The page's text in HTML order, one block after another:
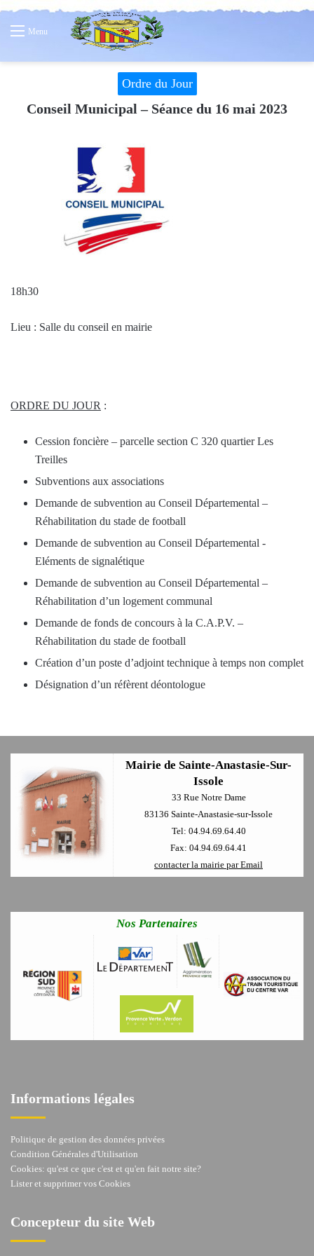
Menu
Ordre du Jour
Conseil Municipal – Séance du 16 mai 2023
18h30
Lieu : Salle du conseil en mairie
ORDRE DU JOUR :
Cession foncière – parcelle section C 320 quartier Les
Treilles
Subventions aux associations
Demande de subvention au Conseil Départemental –
Réhabilitation du stade de football
Demande de subvention au Conseil Départemental -
Eléments de signalétique
Demande de subvention au Conseil Départemental –
Réhabilitation d’un logement communal
Demande de fonds de concours à la C.A.P.V. –
Réhabilitation du stade de football
Création d’un poste d’adjoint technique à temps non complet
Désignation d’un réfèrent déontologue
Mairie de Sainte-Anastasie-Sur-
Issole
33 Rue Notre Dame
83136 Sainte-Anastasie-sur-Issole
Tel: 04.94.69.64.40
Fax: 04.94.69.64.41
contacter la mairie par Email
Nos Partenaires
Informations légales
Politique de gestion des données privées
Condition Générales d'Utilisation
Cookies: qu'est ce que c'est et qu'en fait notre site?
Lister et supprimer vos Cookies
Concepteur du site Web